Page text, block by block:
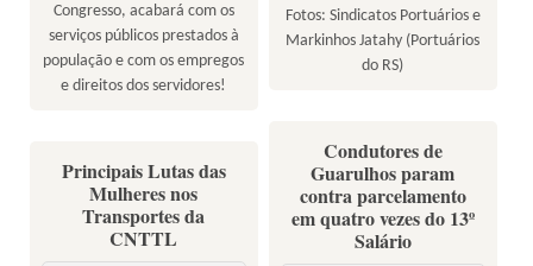
Congresso, acabará com os
serviços públicos prestados à
população e com os empregos
e direitos dos servidores!
Fotos: Sindicatos Portuários e
Markinhos Jatahy (Portuários
do RS)
Condutores de
Guarulhos param
contra parcelamento
em quatro vezes do 13º
Salário
Principais Lutas das
Mulheres nos
Transportes da
CNTTL